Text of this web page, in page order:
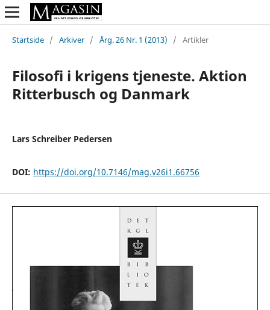
Startside / Arkiver / Årg. 26 Nr. 1 (2013) / Artikler
Filosofi i krigens tjeneste. Aktion
Ritterbusch og Danmark
Lars Schreiber Pedersen
DOI: https://doi.org/10.7146/mag.v26i1.66756